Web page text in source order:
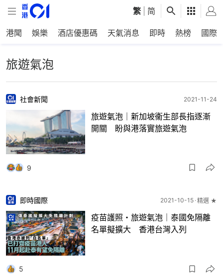
繁 简
港聞 娛樂 酒店優惠碼 天氣消息 即時 熱榜 國際
旅遊氣泡
社會新聞 2021-11-24
旅遊氣泡｜新加坡衞生部長指逐漸
開關 盼與港落實旅遊氣泡
9
即時國際 2021-10-15 精選 ★
疫苗護照・旅遊氣泡｜泰國免隔離
名單擬擴大 香港台灣入列
5